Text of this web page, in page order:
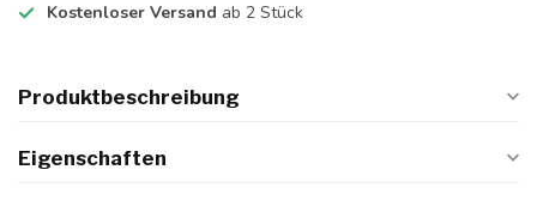
Kostenloser Versand ab 2 Stück
Produktbeschreibung
Eigenschaften